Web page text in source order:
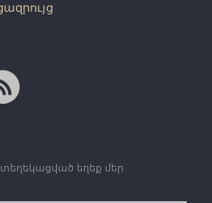
եղեք մեր